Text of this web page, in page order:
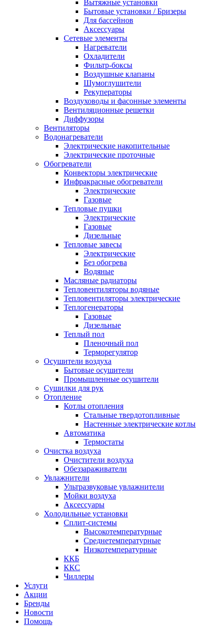
Вытяжные установки
Бытовые установки / Бризеры
Для бассейнов
Аксессуары
Сетевые элементы
Нагреватели
Охладители
Фильтр-боксы
Воздушные клапаны
Шумоглушители
Рекуператоры
Воздуховоды и фасонные элементы
Вентиляционные решетки
Диффузоры
Вентиляторы
Водонагреватели
Электрические накопительные
Электрические проточные
Обогреватели
Конвекторы электрические
Инфракрасные обогреватели
Электрические
Газовые
Тепловые пушки
Электрические
Газовые
Дизельные
Тепловые завесы
Электрические
Без обогрева
Водяные
Масляные радиаторы
Тепловентиляторы водяные
Тепловентиляторы электрические
Теплогенераторы
Газовые
Дизельные
Теплый пол
Пленочный пол
Терморегулятор
Осушители воздуха
Бытовые осушители
Промышленные осушители
Сушилки для рук
Отопление
Котлы отопления
Стальные твердотопливные
Настенные электрические котлы
Автоматика
Термостаты
Очистка воздуха
Очистители воздуха
Обеззараживатели
Увлажнители
Ультразвуковые увлажнители
Мойки воздуха
Аксессуары
Холодильные установки
Сплит-системы
Высокотемпературные
Среднетемпературные
Низкотемпературные
ККБ
ККС
Чиллеры
Услуги
Акции
Бренды
Новости
Помощь